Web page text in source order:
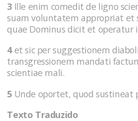
3 Ille enim comedit de ligno
suam voluntatem appropriat et
quae Dominus dicit et operatur
4et sic per suggestionem
transgressionem mandati
scientiae mali.
5 Unde oportet, quod sustineat
Texto Traduzido